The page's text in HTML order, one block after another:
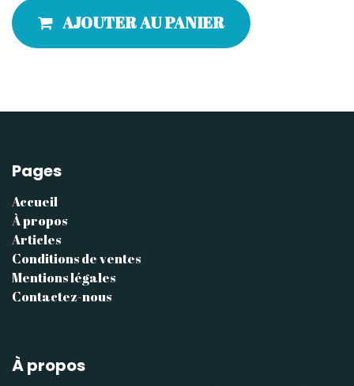
AJOUTER AU PANIER
Pages
Accueil
À propos
Articles
Conditions de ventes
Mentions légales
Contactez-nous
À propos